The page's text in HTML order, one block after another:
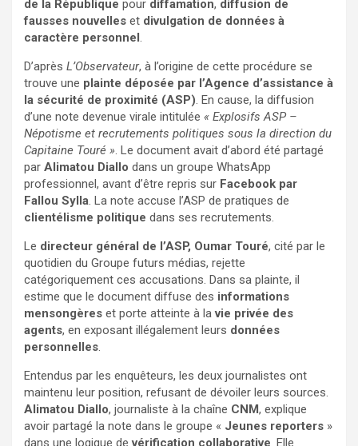
de la République pour diffamation, diffusion de
fausses nouvelles et divulgation de données à
caractère personnel.
D’après L’Observateur, à l’origine de cette procédure se
trouve une plainte déposée par l’Agence d’assistance à
la sécurité de proximité (ASP). En cause, la diffusion
d’une note devenue virale intitulée « Explosifs ASP –
Népotisme et recrutements politiques sous la direction du
Capitaine Touré ». Le document avait d’abord été partagé
par Alimatou Diallo dans un groupe WhatsApp
professionnel, avant d’être repris sur Facebook par
Fallou Sylla. La note accuse l’ASP de pratiques de
clientélisme politique dans ses recrutements.
Le directeur général de l’ASP, Oumar Touré, cité par le
quotidien du Groupe futurs médias, rejette
catégoriquement ces accusations. Dans sa plainte, il
estime que le document diffuse des informations
mensongères et porte atteinte à lavie privée des
agents, en exposant illégalement leurs données
personnelles.
Entendus par les enquêteurs, les deux journalistes ont
maintenu leur position, refusant de dévoiler leurs sources.
Alimatou Diallo, journaliste à la chaîne CNM, explique
avoir partagé la note dans le groupe « Jeunes reporters »
dans une logique devérification collaborative. Elle